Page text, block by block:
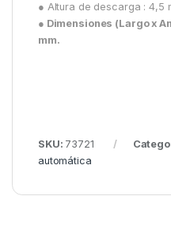
● Altura de descarga : 4,5
● Dimensiones (Largo x
mm.
SKU: 73721
automática